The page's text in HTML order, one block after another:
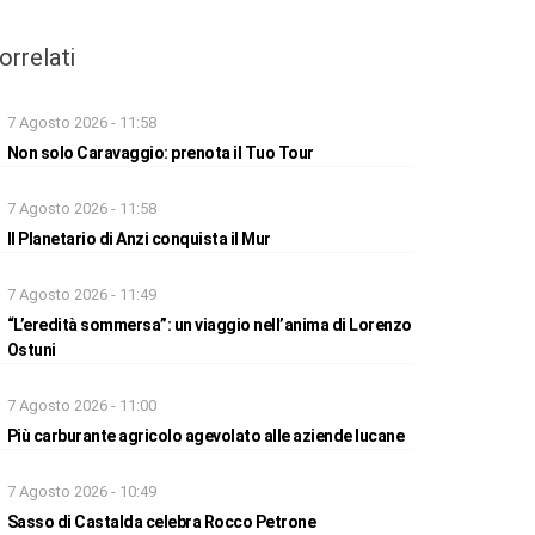
7 Agosto 2026 - 11:58
Non solo Caravaggio: prenota il Tuo Tour
7 Agosto 2026 - 11:58
Il Planetario di Anzi conquista il Mur
7 Agosto 2026 - 11:49
“L’eredità sommersa”: un viaggio nell’anima di Lorenzo
Ostuni
7 Agosto 2026 - 11:00
Più carburante agricolo agevolato alle aziende lucane
7 Agosto 2026 - 10:49
Sasso di Castalda celebra Rocco Petrone